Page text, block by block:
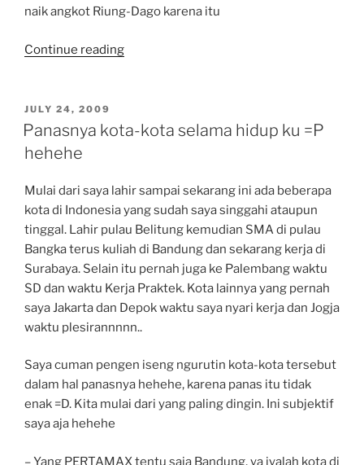
naik angkot Riung-Dago karena itu
Continue reading“Jalan-
Bandung
POSTED
ON
JULY 24, 2009
Panasnya kota-kota selama hidup ku =P
hehehe
Mulai dari saya lahir sampai sekarang ini ada beberapa
kota di Indonesia yang sudah saya singgahi ataupun
tinggal. Lahir pulau Belitung kemudian SMA di pulau
Bangka terus kuliah di Bandung dan sekarang kerja di
Surabaya. Selain itu pernah juga ke Palembang waktu
SD dan waktu Kerja Praktek. Kota lainnya yang pernah
saya Jakarta dan Depok waktu saya nyari kerja dan Jogja
waktu plesirannnnn..
Saya cuman pengen iseng ngurutin kota-kota tersebut
dalam hal panasnya hehehe, karena panas itu tidak
enak =D. Kita mulai dari yang paling dingin. Ini subjektif
saya aja hehehe
– Yang PERTAMAX tentu saja Bandung, ya iyalah kota di